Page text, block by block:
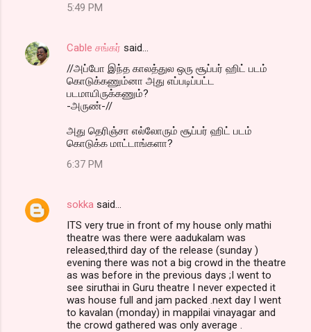
5:49 PM
Cable சங்கர் said…
//அப்போ இந்த காலத்துல ஒரு சூப்பர் ஹிட் படம்
கொடுக்கணும்னா அது எப்படிப்பட்ட
படமாயிருக்கணும்?
-அருண்-//
அது தெரிஞ்சா எல்லோரும் சூப்பர் ஹிட் படம்
கொடுக்க மாட்டாங்களா?
6:37 PM
sokka said…
ITS very true in front of my house only mathi
theatre was there were aadukalam was
released,third day of the release (sunday )
evening there was not a big crowd in the theatre
as was before in the previous days ;I went to
see siruthai in Guru theatre I never expected it
was house full and jam packed .next day I went
to kavalan (monday) in mappilai vinayagar and
the crowd gathered was only average .